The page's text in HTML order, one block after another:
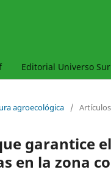
Editorial Universo Sur
agroecológica / Artículos
garantice
en la zona